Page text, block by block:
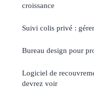
croissance
Suivi colis privé :
Bureau design pour
Logiciel de
devrez voir